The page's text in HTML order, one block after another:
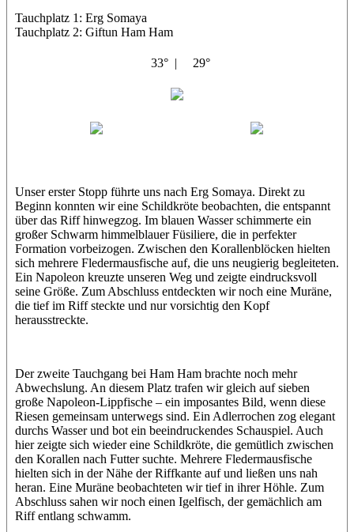
Tauchplatz 1: Erg Somaya
Tauchplatz 2: Giftun Ham Ham
33° | 29°
Unser erster Stopp führte uns nach Erg Somaya. Direkt zu
Beginn konnten wir eine Schildkröte beobachten, die entspannt
über das Riff hinwegzog. Im blauen Wasser schimmerte ein
großer Schwarm himmelblauer Füsiliere, die in perfekter
Formation vorbeizogen. Zwischen den Korallenblöcken hielten
sich mehrere Fledermausfische auf, die uns neugierig begleiteten.
Ein Napoleon kreuzte unseren Weg und zeigte eindrucksvoll
seine Größe. Zum Abschluss entdeckten wir noch eine Muräne,
die tief im Riff steckte und nur vorsichtig den Kopf
herausstreckte.
Der zweite Tauchgang bei Ham Ham brachte noch mehr
Abwechslung. An diesem Platz trafen wir gleich auf sieben
große Napoleon-Lippfische – ein imposantes Bild, wenn diese
Riesen gemeinsam unterwegs sind. Ein Adlerrochen zog elegant
durchs Wasser und bot ein beeindruckendes Schauspiel. Auch
hier zeigte sich wieder eine Schildkröte, die gemütlich zwischen
den Korallen nach Futter suchte. Mehrere Fledermausfische
hielten sich in der Nähe der Riffkante auf und ließen uns nah
heran. Eine Muräne beobachteten wir tief in ihrer Höhle. Zum
Abschluss sahen wir noch einen Igelfisch, der gemächlich am
Riff entlang schwamm.